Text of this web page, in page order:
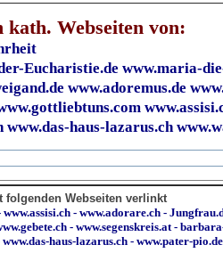
kath. Webseiten von:
Eucharistie.de www.maria-
www.adoremus.de
www.das-haus-lazarus.ch
folgenden Webseiten verlinkt
www.assisi.ch - www.adorare.ch -
- www.segenskreis.at-
www.das-haus-lazarus.ch - www.pater-pio.de